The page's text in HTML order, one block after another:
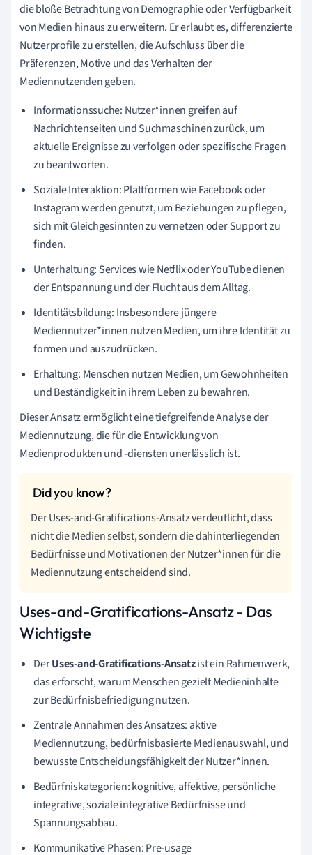
die bloße Betrachtung von Demographie oder Verfügbarkeit
von Medien hinaus zu erweitern. Er erlaubt es, differenzierte
Nutzerprofile zu erstellen, die Aufschluss über die
Präferenzen, Motive und das Verhalten der
Mediennutzenden geben.
Informationssuche: Nutzer*innen greifen auf
Nachrichtenseiten und Suchmaschinen zurück, um
aktuelle Ereignisse zu verfolgen oder spezifische Fragen
zu beantworten.
Soziale Interaktion: Plattformen wie Facebook oder
Instagram werden genutzt, um Beziehungen zu pflegen,
sich mit Gleichgesinnten zu vernetzen oder Support zu
finden.
Unterhaltung: Services wie Netflix oder YouTube dienen
der Entspannung und der Flucht aus dem Alltag.
Identitätsbildung: Insbesondere jüngere
Mediennutzer*innen nutzen Medien, um ihre Identität zu
formen und auszudrücken.
Erhaltung: Menschen nutzen Medien, um Gewohnheiten
und Beständigkeit in ihrem Leben zu bewahren.
Dieser Ansatz ermöglicht eine tiefgreifende Analyse der
Mediennutzung, die für die Entwicklung von
Medienprodukten und -diensten unerlässlich ist.
Der Uses-and-Gratifications-Ansatz verdeutlicht, dass
nicht die Medien selbst, sondern die dahinterliegenden
Bedürfnisse und Motivationen der Nutzer*innen für die
Mediennutzung entscheidend sind.
Uses-and-Gratifications-Ansatz - Das
Wichtigste
DerUses-and-Gratifications-Ansatzist ein Rahmenwerk,
das erforscht, warum Menschen gezielt Medieninhalte
zur Bedürfnisbefriedigung nutzen.
Zentrale Annahmen des Ansatzes: aktive
Mediennutzung, bedürfnisbasierte Medienauswahl, und
bewusste Entscheidungsfähigkeit der Nutzer*innen.
Bedürfniskategorien: kognitive, affektive, persönliche
integrative, soziale integrative Bedürfnisse und
Spannungsabbau.
Kommunikative Phasen: Pre-usage